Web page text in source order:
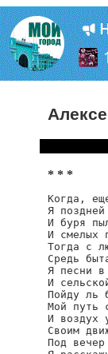
* * *
Когда,
Я
И буря
И смелых
Тогда с
Средь
Я песни в
И
Пойду ль
Мой путь
И воздух
Своим
Под